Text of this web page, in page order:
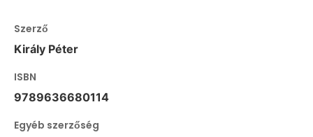
Szerző
Király Péter
ISBN
9789636680114
Egyéb szerzőség